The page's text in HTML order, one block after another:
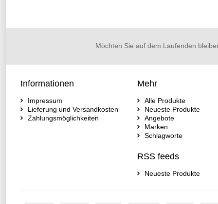
Möchten Sie auf dem Laufenden
Informationen
Impressum
Lieferung und Versandkosten
Zahlungsmöglichkeiten
Mehr
Alle Produkte
Neueste Produkte
Angebote
Marken
Schlagworte
RSS feeds
Neueste Produkte